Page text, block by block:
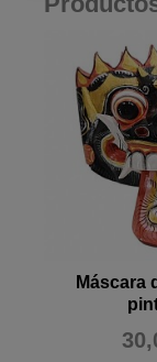
Máscara